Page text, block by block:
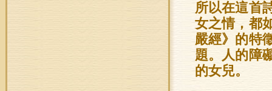
所以在這首
女之情，都
嚴經》的特
題。人的障
的女兒。